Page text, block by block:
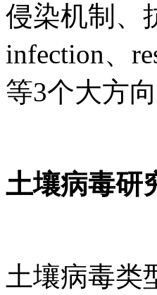
侵染机制、
infection、
等3个大方向
土壤病毒研
土壤病毒类